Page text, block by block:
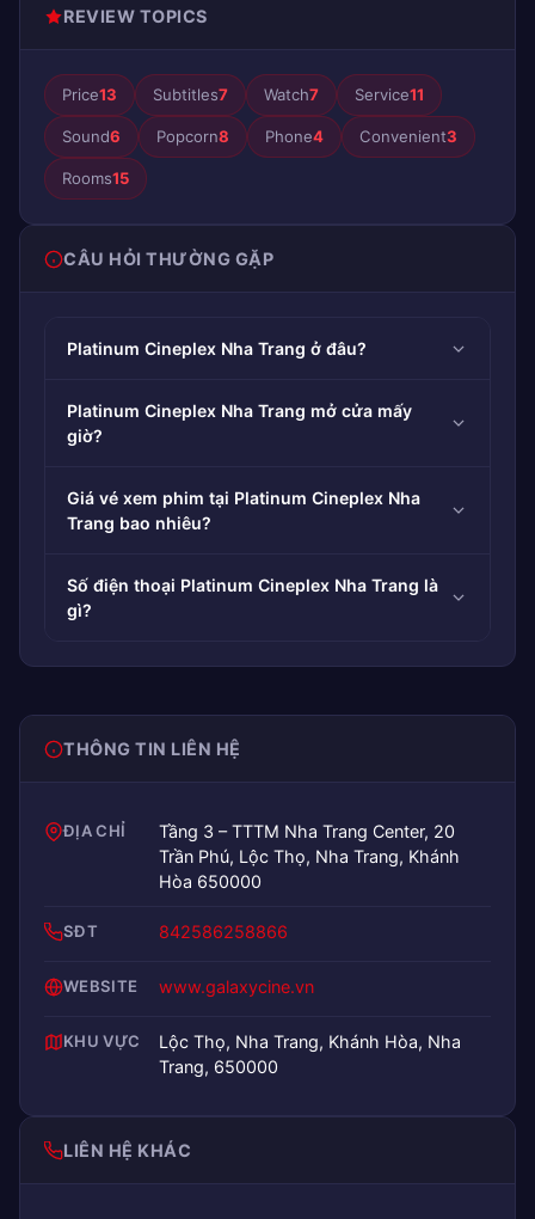
REVIEW TOPICS
Price13 Subtitles7 Watch7 Service11
Sound6 Popcorn8 Phone4 Convenient3
Rooms15
CÂU HỎI THƯỜNG GẶP
Platinum Cineplex Nha Trang ở đâu?
Platinum Cineplex Nha Trang mở cửa mấy
giờ?
Giá vé xem phim tại Platinum Cineplex Nha
Trang bao nhiêu?
Số điện thoại Platinum Cineplex Nha Trang là
gì?
THÔNG TIN LIÊN HỆ
ĐỊA CHỈ
Tầng 3 – TTTM Nha Trang Center, 20
Trần Phú, Lộc Thọ, Nha Trang, Khánh
Hòa 650000
SĐT 842586258866
WEBSITE www.galaxycine.vn
KHU VỰC
Lộc Thọ, Nha Trang, Khánh Hòa, Nha
Trang, 650000
LIÊN HỆ KHÁC